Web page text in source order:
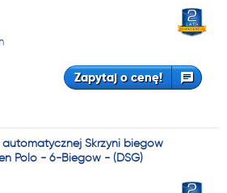
Zapytaj o cenę!
Skrzyni biegów
Polo - 6-Biegów - (DSG)